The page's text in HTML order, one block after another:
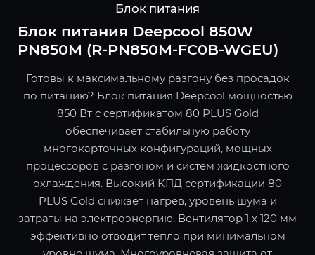
Блок питания
Блок питания Deepcool 850W
PN850M (R-PN850M-FC0B-WGEU)
Готовы к максимальному разгону без просадок
по питанию? Блок питания Deepcool мощностью
850 Вт с сертификатом 80 PLUS Gold
обеспечивает стабильную работу
многокарточных конфигураций, мощных
процессоров с разгоном и систем жидкостного
охлаждения. Высокий КПД сертификации 80
PLUS Gold снижает нагрев, уровень шума и
затраты на электроэнергию. Вентилятор 1 x 120 мм
эффективно отводит тепло при минимальном